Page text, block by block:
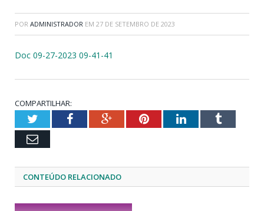
POR ADMINISTRADOR EM 27 DE SETEMBRO DE 2023
Doc 09-27-2023 09-41-41
COMPARTILHAR:
TwitterFacebookGoogle+PinterestLinkedInTumblr
Email
CONTEÚDO RELACIONADO